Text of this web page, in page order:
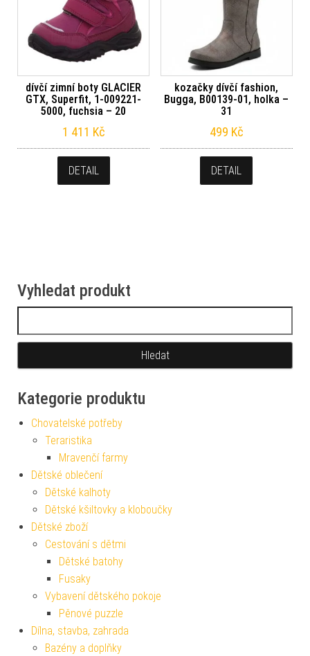
dívčí zimní boty GLACIER
GTX, Superfit, 1-009221-
5000, fuchsia – 20
1 411 Kč
DETAIL
kozačky dívčí fashion,
Bugga, B00139-01, holka –
31
499 Kč
DETAIL
Vyhledat produkt
Kategorie produktu
Chovatelské potřeby
Teraristika
Mravenčí farmy
Dětské oblečení
Dětské kalhoty
Dětské kšiltovky a kloboučky
Dětské zboží
Cestování s dětmi
Dětské batohy
Fusaky
Vybavení dětského pokoje
Pěnové puzzle
Dílna, stavba, zahrada
Bazény a doplňky